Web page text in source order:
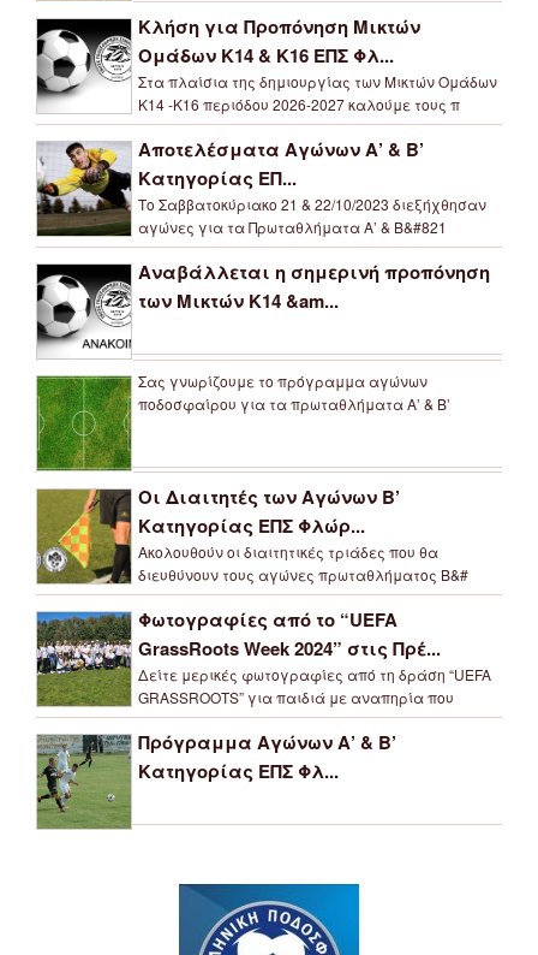
Κλήση για Προπόνηση Μικτών
Ομάδων Κ14 & Κ16 ΕΠΣ Φλ...
Στα πλαίσια της δημιουργίας των Μικτών Ομάδων
Κ14 -Κ16 περιόδου 2026-2027 καλούμε τους π
Αποτελέσματα Αγώνων Α’ & Β’
Κατηγορίας ΕΠ...
Το Σαββατοκύριακο 21 & 22/10/2023 διεξήχθησαν
αγώνες για τα Πρωταθλήματα Α’ & Β&#821
Αναβάλλεται η σημερινή προπόνηση
των Μικτών Κ14 &am...
Σας γνωρίζουμε το πρόγραμμα αγώνων
ποδοσφαίρου για τα πρωταθλήματα Α’ & Β’
Οι Διαιτητές των Αγώνων Β’
Κατηγορίας ΕΠΣ Φλώρ...
Ακολουθούν οι διαιτητικές τριάδες που θα
διευθύνουν τους αγώνες πρωταθλήματος Β&#
Φωτογραφίες από το “UEFA
GrassRoots Week 2024” στις Πρέ...
Δείτε μερικές φωτογραφίες από τη δράση “UEFA
GRASSROOTS” για παιδιά με αναπηρία που
Πρόγραμμα Αγώνων Α’ & Β’
Κατηγορίας ΕΠΣ Φλ...